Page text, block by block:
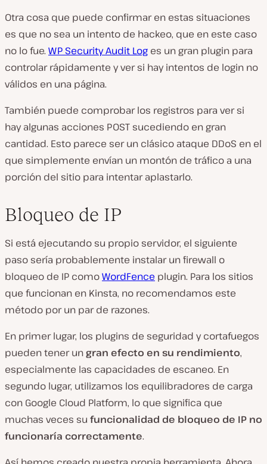
Otra cosa que puede confirmar en estas situaciones
es que no sea un intento de hackeo, que en este caso
no lo fue. WP Security Audit Log es un gran plugin para
controlar rápidamente y ver si hay intentos de login no
válidos en una página.
También puede comprobar los registros para ver si
hay algunas acciones POST sucediendo en gran
cantidad. Esto parece ser un clásico ataque DDoS en el
que simplemente envían un montón de tráfico a una
porción del sitio para intentar aplastarlo.
Bloqueo de IP
Si está ejecutando su propio servidor, el siguiente
paso sería probablemente instalar un firewall o
bloqueo de IP comoWordFence plugin. Para los sitios
que funcionan en Kinsta, no recomendamos este
método por un par de razones.
En primer lugar, los plugins de seguridad y cortafuegos
pueden tener ungran efecto en su rendimiento,
especialmente las capacidades de escaneo. En
segundo lugar, utilizamos los equilibradores de carga
con Google Cloud Platform, lo que significa que
muchas veces su funcionalidad de bloqueo de IP no
funcionaría correctamente.